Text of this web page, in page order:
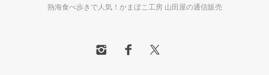
熱海食べ歩きで人気！かまぼこ工房 山田屋の通信販売